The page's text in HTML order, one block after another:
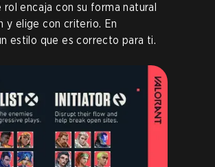
encaja con su forma natural
y elige con criterio. En
estilo que es correcto para ti.